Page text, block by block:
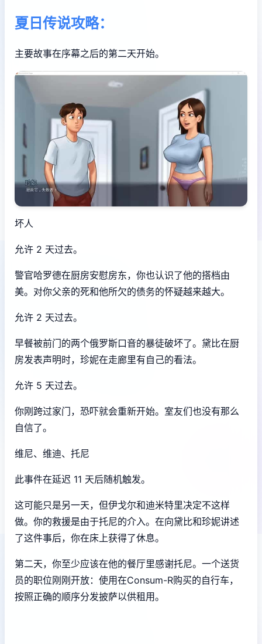
夏日传说攻略：
主要故事在序幕之后的第二天开始。
坏人
允许 2 天过去。
警官哈罗德在厨房安慰房东，你也认识了他的搭档由
美。对你父亲的死和他所欠的债务的怀疑越来越大。
允许 2 天过去。
早餐被前门的两个俄罗斯口音的暴徒破坏了。黛比在厨
房发表声明时，珍妮在走廊里有自己的看法。
允许 5 天过去。
你刚跨过家门，恐吓就会重新开始。室友们也没有那么
自信了。
维尼、维迪、托尼
此事件在延迟 11 天后随机触发。
这可能只是另一天，但伊戈尔和迪米特里决定不这样
做。你的救援是由于托尼的介入。在向黛比和珍妮讲述
了这件事后，你在床上获得了休息。
第二天，你至少应该在他的餐厅里感谢托尼。一个送货
员的职位刚刚开放：使用在Consum-R购买的自行车，
按照正确的顺序分发披萨以供租用。